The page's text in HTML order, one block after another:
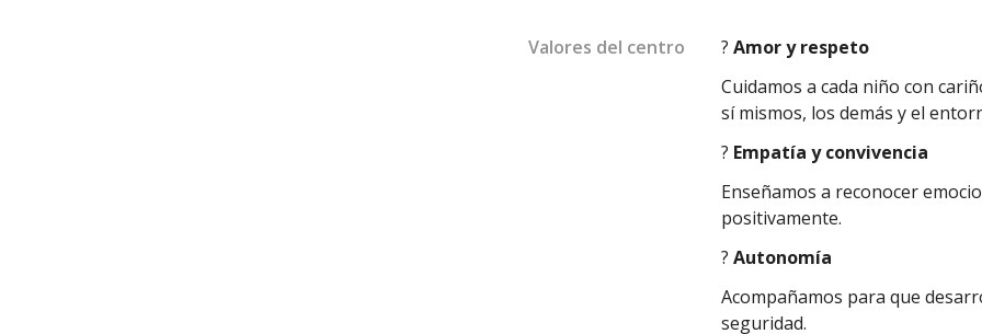
Valores del centro ? Amor y respeto
Cuidamos a cada niño con
sí mismos, los demás y el
? Empatía y convivencia
Enseñamos a reconocer
positivamente.
? Autonomía
Acompañamos para que
seguridad.